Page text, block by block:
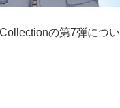
の第7弾につい